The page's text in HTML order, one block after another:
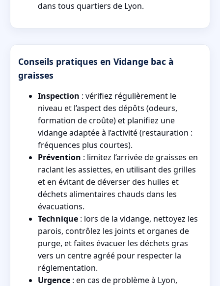
dans tous quartiers de Lyon.
Conseils pratiques en Vidange bac à
graisses
Inspection : vérifiez régulièrement le
niveau et l’aspect des dépôts (odeurs,
formation de croûte) et planifiez une
vidange adaptée à l’activité (restauration :
fréquences plus courtes).
Prévention : limitez l’arrivée de graisses en
raclant les assiettes, en utilisant des grilles
et en évitant de déverser des huiles et
déchets alimentaires chauds dans les
évacuations.
Technique : lors de la vidange, nettoyez les
parois, contrôlez les joints et organes de
purge, et faites évacuer les déchets gras
vers un centre agréé pour respecter la
réglementation.
Urgence : en cas de problème à Lyon,